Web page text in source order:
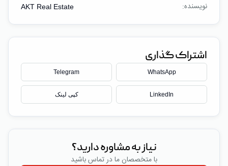
نویسنده: AKT Real Estate
اشتراک گذاری
WhatsApp
Telegram
LinkedIn کپی لینک
نیاز به مشاوره دارید؟
با متخصصان ما در تماس باشید